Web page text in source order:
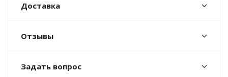
Доставка
Отзывы
Задать вопрос